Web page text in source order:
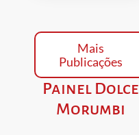
Mais
Publicações
Painel Dolce
Morumbi